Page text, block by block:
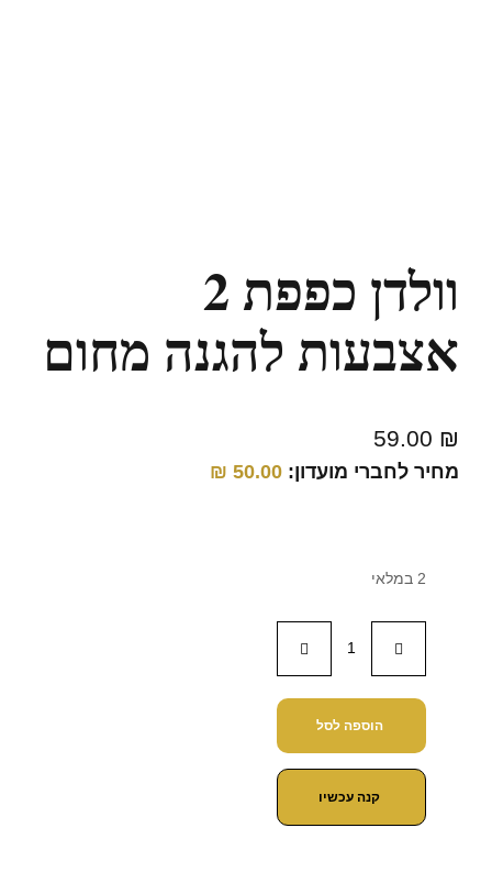
וולדן כפפת 2
אצבעות להגנה מחום
59.00 ₪
מחיר לחברי מועדון: 50.00
₪
2 במלאי
הוספה לסל
קנה עכשיו